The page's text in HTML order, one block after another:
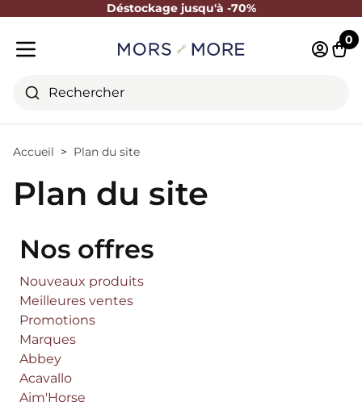
Déstockage jusqu'à -70%
Fermer
Rechercher
0
Accueil Plan du site
Plan du site
Nos offres
Nouveaux produits
Meilleures ventes
Promotions
Marques
Abbey
Acavallo
Aim'Horse